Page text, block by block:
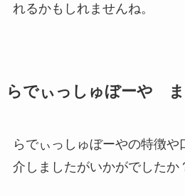
れるかもしれませんね。
らでぃっしゅぼーや
らでぃっしゅぼーやの特徴や
介しましたがいかがでしたか